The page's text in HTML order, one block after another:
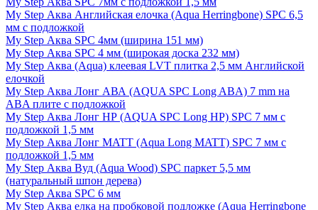
My Step Аква Английская елочка (Aqua Herringbone) SPC 6,5
мм с подложкой
My Step Аква SPC 4мм (ширина 151 мм)
My Step Аква SPC 4 мм (широкая доска 232 мм)
My Step Аква (Aqua) клеевая LVT плитка 2,5 мм Английской
елочкой
My Step Аква Лонг АВА (AQUA SPC Long ABA) 7 mm на
ABA плите с подложкой
My Step Аква Лонг НР (AQUA SPC Long HP) SPC 7 мм с
подложкой 1,5 мм
My Step Аква Лонг MATT (Aqua Long MATT) SPC 7 мм с
подложкой 1,5 мм
My Step Аква Вуд (Aqua Wood) SPC паркет 5,5 мм
(натуральный шпон дерева)
My Step Аква SPC 6 мм
My Step Аква елка на пробковой подложке (Aqua Herringbone